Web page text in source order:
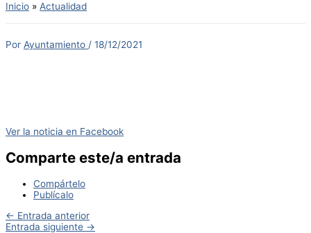
Inicio Actualidad
Por Ayuntamiento / 18/12/2021
Ver la noticia en Facebook
Comparte este/a entrada
Compártelo
Publícalo
← Entrada anterior
Entrada siguiente →